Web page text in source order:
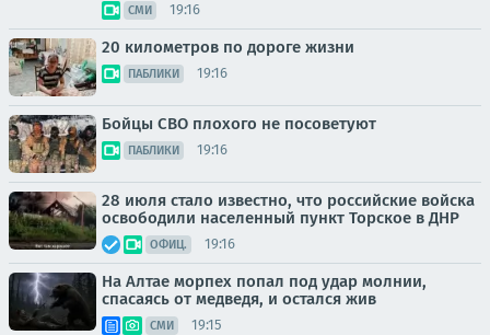
СМИ 19:16
20 километров по дороге жизни
ПАБЛИКИ 19:16
Бойцы СВО плохого не посоветуют
ПАБЛИКИ 19:16
28 июля стало известно, что российские войска
освободили населенный пункт Торское в ДНР
ОФИЦ. 19:16
На Алтае морпех попал под удар молнии,
спасаясь от медведя, и остался жив
СМИ 19:15